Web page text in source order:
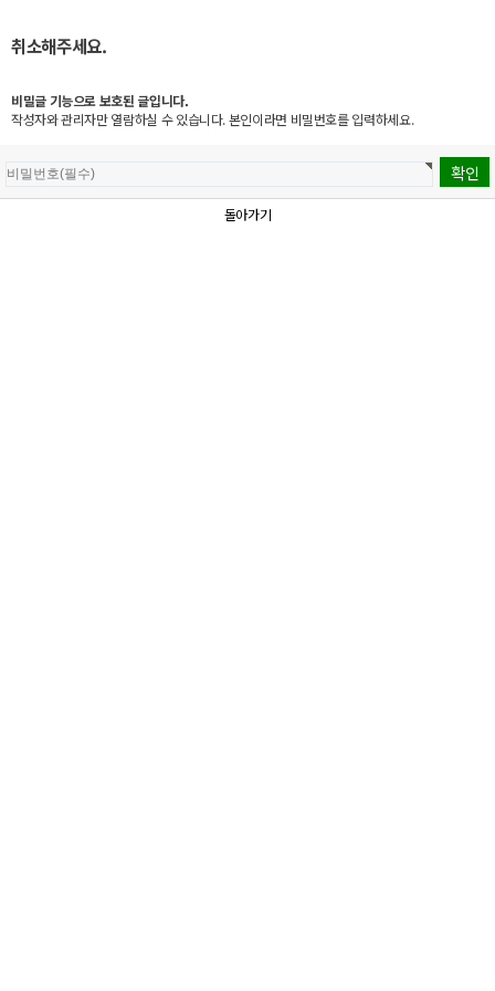
취소해주세요.
비밀글 기능으로 보호된 글입니다.
작성자와 관리자만 열람하실 수 있습니다. 본인이라면 비밀번호를 입력하세요.
돌아가기